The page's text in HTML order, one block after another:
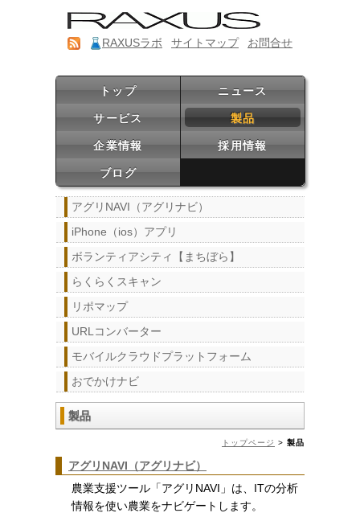
RAXUSラボ サイトマップ お問合せ
トップ ニュース
サービス 製品
企業情報 採用情報
ブログ
アグリNAVI（アグリナビ）
iPhone（ios）アプリ
ボランティアシティ【まちぼら】
らくらくスキャン
リポマップ
URLコンバーター
モバイルクラウドプラットフォーム
おでかけナビ
製品
トップページ > 製品
アグリNAVI（アグリナビ）
農業支援ツール「アグリNAVI」は、ITの分析
情報を使い農業をナビゲートします。